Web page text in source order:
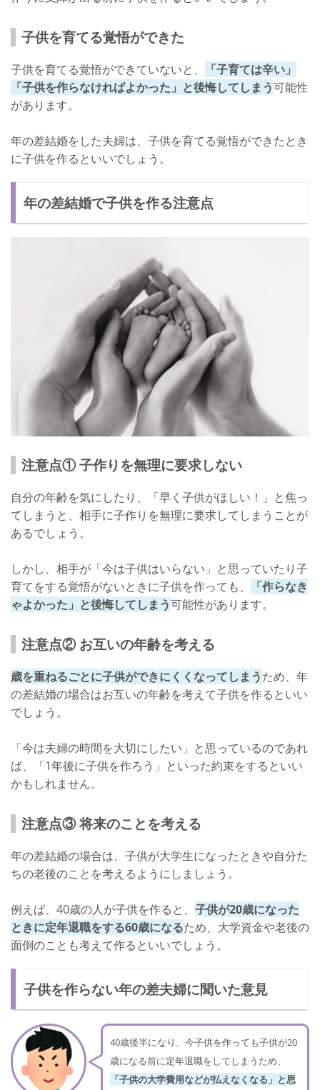
子供を育てる覚悟ができた
子供を育てる覚悟ができていないと、
「子育ては辛い」
「子供を作らなければよかった」と後悔してしまう可能性
があります。
年の差結婚をした夫婦は、子供を育てる覚悟ができたとき
に子供を作るといいでしょう。
年の差結婚で子供を作る注意点
注意点① 子作りを無理に要求しない
自分の年齢を気にしたり、「早く子供がほしい！」と焦っ
てしまうと、相手に子作りを無理に要求してしまうことが
あるでしょう。
しかし、相手が「今は子供はいらない」と思っていたり子
育てをする覚悟がないときに子供を作っても、
「作らなき
ゃよかった」と後悔してしまう可能性があります。
注意点② お互いの年齢を考える
歳を重ねるごとに子供ができにくくなってしまうため、年
の差結婚の場合はお互いの年齢を考えて子供を作るといい
でしょう。
「今は夫婦の時間を大切にしたい」と思っているのであれ
ば、「1年後に子供を作ろう」といった約束をするといい
かもしれません。
注意点③ 将来のことを考える
年の差結婚の場合は、子供が大学生になったときや自分た
ちの老後のことを考えるようにしましょう。
例えば、40歳の人が子供を作ると、 子供が20歳になった
ときに定年退職をする60歳になるため、大学資金や老後の
面倒のことも考えて作るといいでしょう。
子供を作らない年の差夫婦に聞いた意見
40歳後半になり、今子供を作っても子供が20
歳になる前に定年退職をしてしまうため、
「子供の大学費用などが払えなくなる」と思